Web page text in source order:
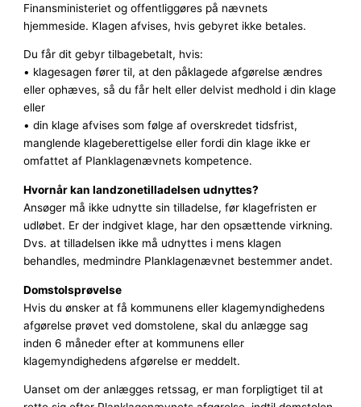
Finansministeriet og offentliggøres på nævnets
hjemmeside. Klagen afvises, hvis gebyret ikke betales.
Du får dit gebyr tilbagebetalt, hvis:
• klagesagen fører til, at den påklagede afgørelse ændres
eller ophæves, så du får helt eller delvist medhold i din klage
eller
• din klage afvises som følge af overskredet tidsfrist,
manglende klageberettigelse eller fordi din klage ikke er
omfattet af Planklagenævnets kompetence.
Hvornår kan landzonetilladelsen udnyttes?
Ansøger må ikke udnytte sin tilladelse, før klagefristen er
udløbet. Er der indgivet klage, har den opsættende virkning.
Dvs. at tilladelsen ikke må udnyttes i mens klagen
behandles, medmindre Planklagenævnet bestemmer andet.
Domstolsprøvelse
Hvis du ønsker at få kommunens eller klagemyndighedens
afgørelse prøvet ved domstolene, skal du anlægge sag
inden 6 måneder efter at kommunens eller
klagemyndighedens afgørelse er meddelt.
Uanset om der anlægges retssag, er man forpligtiget til at